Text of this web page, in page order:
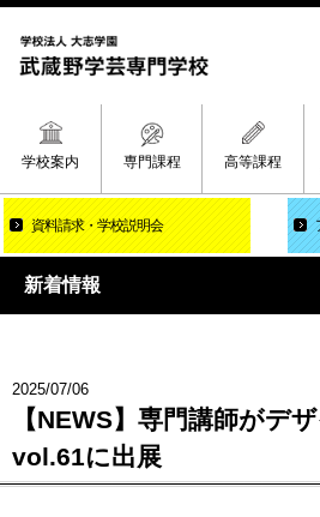
学校案内 専門課程 高等課程
資料請求 学校説明会
新着情報
2025/07/06
【NEWS】専門講師がデ
vol.61に出展